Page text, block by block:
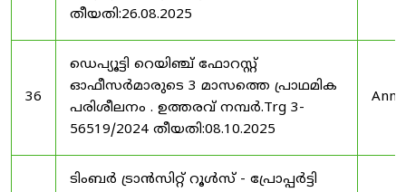
തീയതി:26.08.2025
36
ഡെപ്യൂട്ടി റെയിഞ്ച് ഫോറസ്റ്റ്
ഓഫീസർമാരുടെ 3 മാസത്തെ പ്രാഥമിക
പരിശീലനം . ഉത്തരവ് നമ്പർ.Trg 3-
56519/2024 തീയതി:08.10.2025
ടിംബർ ട്രാൻസിറ്റ് റൂൾസ് - പ്രോപ്പർട്ടി